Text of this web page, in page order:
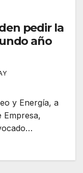
pedir la
año
y Energía, a
Empresa,